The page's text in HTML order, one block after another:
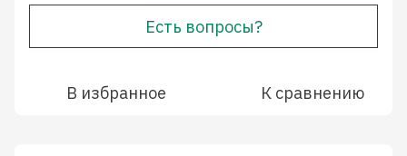
Есть вопросы?
В избранное К сравнению